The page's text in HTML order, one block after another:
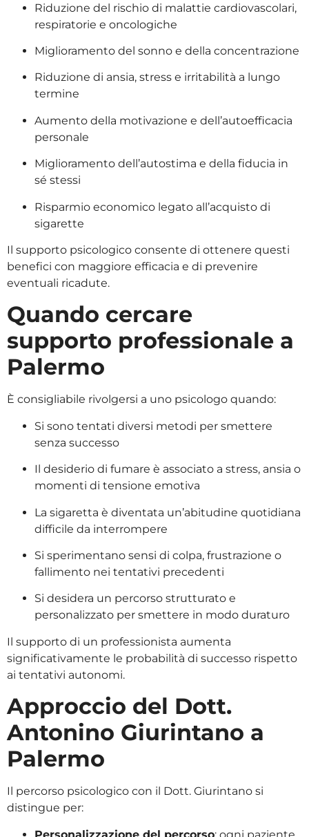
Riduzione del rischio di malattie cardiovascolari,
respiratorie e oncologiche
Miglioramento del sonno e della concentrazione
Riduzione di ansia, stress e irritabilità a lungo
termine
Aumento della motivazione e dell’autoefficacia
personale
Miglioramento dell’autostima e della fiducia in
sé stessi
Risparmio economico legato all’acquisto di
sigarette
Il supporto psicologico consente di ottenere questi
benefici con maggiore efficacia e di prevenire
eventuali ricadute.
Quando cercare
supporto professionale a
Palermo
È consigliabile rivolgersi a uno psicologo quando:
Si sono tentati diversi metodi per smettere
senza successo
Il desiderio di fumare è associato a stress, ansia o
momenti di tensione emotiva
La sigaretta è diventata un’abitudine quotidiana
difficile da interrompere
Si sperimentano sensi di colpa, frustrazione o
fallimento nei tentativi precedenti
Si desidera un percorso strutturato e
personalizzato per smettere in modo duraturo
Il supporto di un professionista aumenta
significativamente le probabilità di successo rispetto
ai tentativi autonomi.
Approccio del Dott.
Antonino Giurintano a
Palermo
Il percorso psicologico con il Dott. Giurintano si
distingue per:
Personalizzazione del percorso: ogni paziente